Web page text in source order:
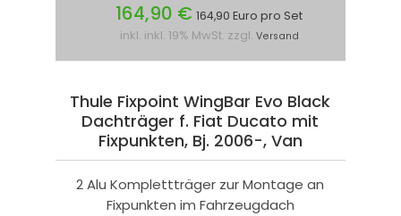
164,90 € 164,90 Euro pro Set
inkl. inkl. 19% MwSt. zzgl. Versand
Thule Fixpoint WingBar Evo Black
Dachträger f. Fiat Ducato mit
Fixpunkten, Bj. 2006-, Van
2 Alu Komplettträger zur Montage an
Fixpunkten im Fahrzeugdach